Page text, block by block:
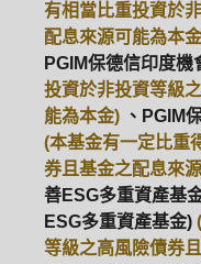
有相當比重投資於
配息來源可能為本
PGIM保德信印度機
投資於非投資等級
能為本金) 、PGIM
(本基金有一定比重
券且基金之配息來
善ESG多重資產基
ESG多重資產基金)
等級之高風險債券